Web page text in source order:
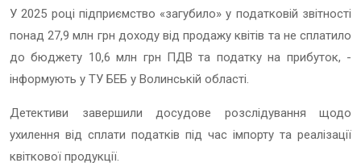
У 2025 році підприємство «загубило» у податковій звітності
понад 27,9 млн грн доходу від продажу квітів та не сплатило
до бюджету 10,6 млн грн ПДВ та податку на прибуток, -
інформують у ТУ БЕБ у Волинській області.
Детективи завершили досудове розслідування щодо
ухилення від сплати податків під час імпорту та реалізації
квіткової продукції.